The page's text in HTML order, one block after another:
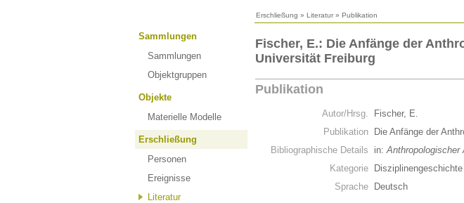
Erschließung » Literatur » Publikation
Sammlungen
Sammlungen
Objektgruppen
Objekte
Materielle Modelle
Erschließung
Personen
Ereignisse
Literatur
Fischer, E.: Die Anfänge der
Universität Freiburg
Publikation
Autor/Hrsg.
Fischer, E.
Publikation
Die Anfänge der
Bibliographische Details
in:Anthropologischer
Kategorie
Disziplinengeschichte
Sprache
Deutsch